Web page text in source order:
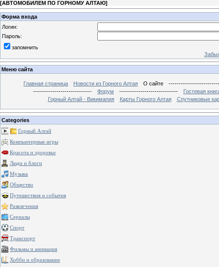
[АВТОМОБИЛЕМ ПО ГОРНОМУ АЛТАЮ]
Форма входа
Логин:
Пароль:
запомнить
Меню сайта
Главная страница Новости из Горного Алтая О сайте
------------------------------
Форум ------------------------------
Гостевая
Горный Алтай - Викимапия
Карты Горного Алтая Спутниковые
Categories
Горный Алтай
Компьютерные игры
Красота и здоровье
Люди и блоги
Музыка
Общество
Путешествия и события
Развлечения
Сериалы
Спорт
Транспорт
Фильмы и анимация
Хобби и образование